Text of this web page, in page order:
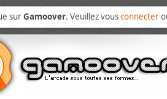
surGamoover. Veuillez vousconnecter